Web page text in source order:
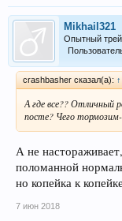
Mikhail321
Опытный
crashbasher сказал(а): ↑
А где все?? Отличный
посте? Чего
А не
поломанной
но копейка к
7 июн 2018